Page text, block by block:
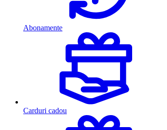
Abonamente
Carduri cadou